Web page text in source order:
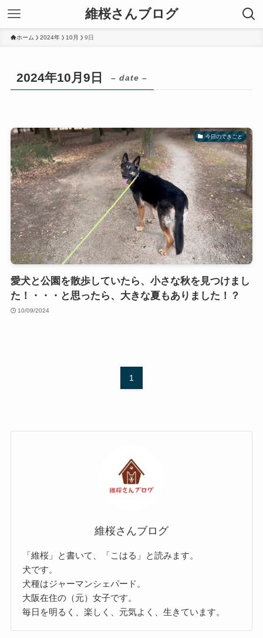
維桜さんブログ
ホーム 2024年 10月 9日
2024年10月9日 – date –
今日のできごと
愛犬と公園を散歩していたら、小さな秋を見つけまし
た！・・・と思ったら、大きな夏もありました！？
10/09/2024
1
維桜さんブログ
「維桜」と書いて、「こはる」と読みます。
犬です。
犬種はジャーマンシェパード。
大阪在住の（元）女子です。
毎日を明るく、楽しく、元気よく、生きています。